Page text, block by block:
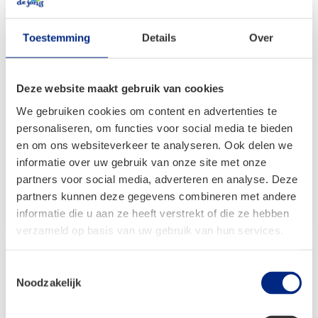
Toestemming Details Over
Deze website maakt gebruik van cookies
We gebruiken cookies om content en advertenties te
personaliseren, om functies voor social media te bieden
en om ons websiteverkeer te analyseren. Ook delen we
informatie over uw gebruik van onze site met onze
partners voor social media, adverteren en analyse. Deze
partners kunnen deze gegevens combineren met andere
informatie die u aan ze heeft verstrekt of die ze hebben
verzameld op basis van uw gebruik van hun services.
Noodzakelijk
Dorema Daytona XL270
Vanaf:
Oorspronkelijke
prijs
was:
€ 1.941,00.
€1.359,00Huidige
prijs
is:
€ 1.359,00.
Bekijken